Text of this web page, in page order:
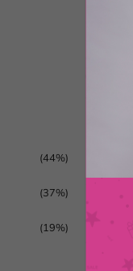
(44%)
(37%)
(19%)